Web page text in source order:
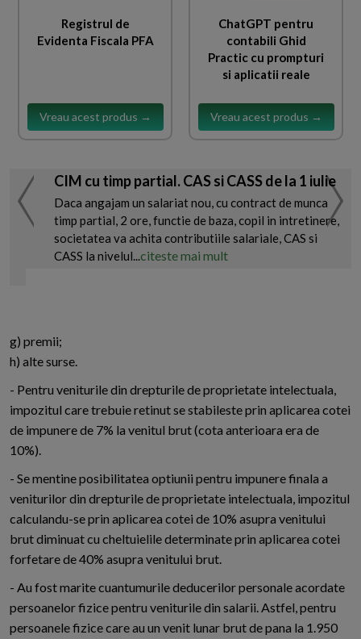
Registrul de
Evidenta Fiscala PFA
Vreau acest produs →
ChatGPT pentru
contabili Ghid
Practic cu prompturi
si aplicatii reale
Vreau acest produs →
CIM cu timp partial. CAS si CASS de la 1 iulie
Daca angajam un salariat nou, cu contract de munca
timp partial, 2 ore, functie de baza, copil in intretinere,
societatea va achita contributiile salariale, CAS si
CASS la nivelul...citeste mai mult
g) premii;
h) alte surse.
- Pentru veniturile din drepturile de proprietate intelectuala,
impozitul care trebuie retinut se stabileste prin aplicarea cotei
de impunere de 7% la venitul brut (cota anterioara era de
10%).
- Se mentine posibilitatea optiunii pentru impunere finala a
veniturilor din drepturile de proprietate intelectuala, impozitul
calculandu-se prin aplicarea cotei de 10% asupra venitului
brut diminuat cu cheltuielile determinate prin aplicarea cotei
forfetare de 40% asupra venitului brut.
- Au fost marite cuantumurile deducerilor personale acordate
persoanelor fizice pentru veniturile din salarii. Astfel, pentru
persoanele fizice care au un venit lunar brut de pana la 1.950